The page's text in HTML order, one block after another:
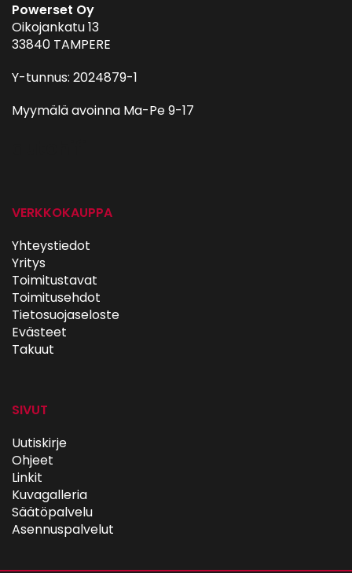
Powerset Oy
Oikojankatu 13
33840 TAMPERE
Y-tunnus: 2024879-1
Myymälä avoinna Ma-Pe 9-17
VERKKOKAUPPA
Yhteystiedot
Yritys
Toimitustavat
Toimitusehdot
Tietosuojaseloste
Evästeet
Takuut
SIVUT
Uutiskirje
Ohjeet
Linkit
Kuvagalleria
Säätöpalvelu
Asennuspalvelut